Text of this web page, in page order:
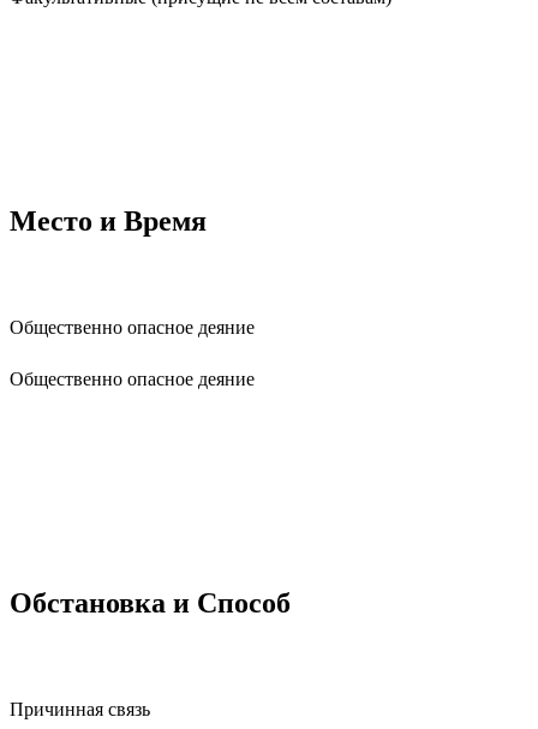
Место и Время
Общественно опасное деяние
Общественно опасное деяние
Обстановка и Способ
Причинная связь